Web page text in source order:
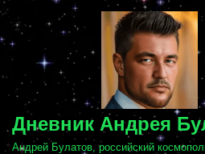
Перейти
к
содержимому
Дневник Андрея
Андрей Булатов, российский